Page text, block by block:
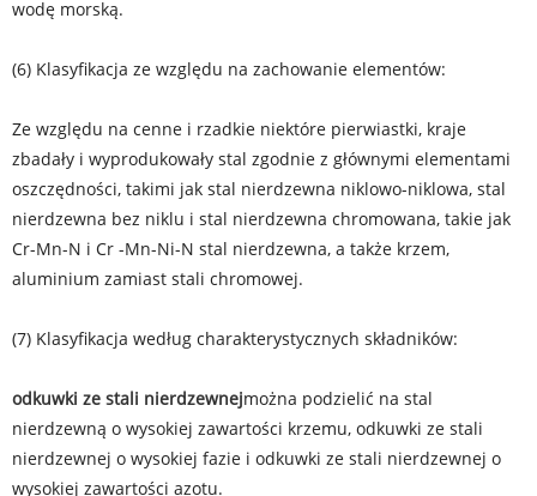
wodę morską.
(6) Klasyfikacja ze względu na zachowanie elementów:
Ze względu na cenne i rzadkie niektóre pierwiastki, kraje
zbadały i wyprodukowały stal zgodnie z głównymi elementami
oszczędności, takimi jak stal nierdzewna niklowo-niklowa, stal
nierdzewna bez niklu i stal nierdzewna chromowana, takie jak
Cr-Mn-N i Cr -Mn-Ni-N stal nierdzewna, a także krzem,
aluminium zamiast stali chromowej.
(7) Klasyfikacja według charakterystycznych składników:
odkuwki ze stali nierdzewnejmożna podzielić na stal
nierdzewną o wysokiej zawartości krzemu, odkuwki ze stali
nierdzewnej o wysokiej fazie i odkuwki ze stali nierdzewnej o
wysokiej zawartości azotu.